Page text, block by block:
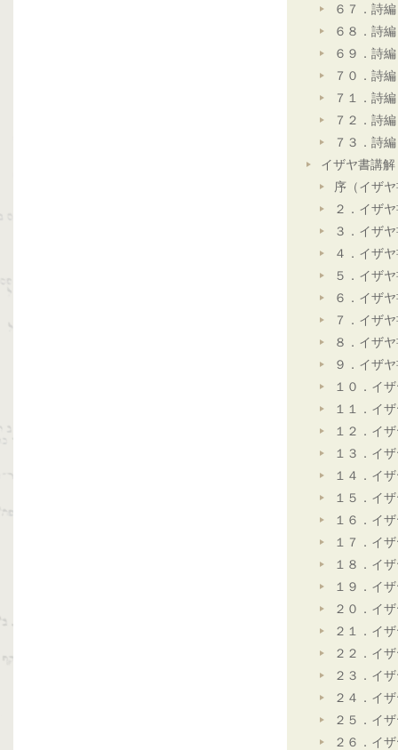
６７．詩
６８．詩
６９．詩
７０．詩
７１．詩
７２．詩
７３．詩
イザヤ書講解
序（イザ
２．イザ
３．イザ
４．イザ
５．イザ
６．イザ
７．イザ
８．イザ
９．イザ
１０．イ
１１．イ
１２．イ
１３．イ
１４．イ
１５．イ
１６．イ
１７．イ
１８．イ
１９．イ
２０．イ
２１．イ
２２．イ
２３．イ
２４．イ
２５．イ
２６．イ